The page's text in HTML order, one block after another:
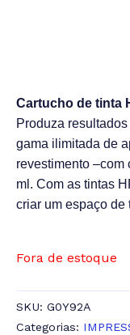
Cartucho de tinta
Produza
gama ilimitada de
revestimento –com
ml. Com as tintas
criar um espaço de
Fora de estoque
SKU: G0Y92A
Categorias: